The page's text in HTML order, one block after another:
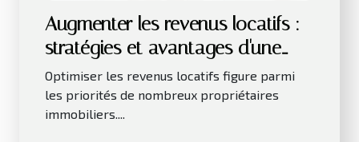
Augmenter les revenus locatifs :
stratégies et avantages d'une
gestion déléguée ?
Optimiser les revenus locatifs figure parmi
les priorités de nombreux propriétaires
immobiliers....